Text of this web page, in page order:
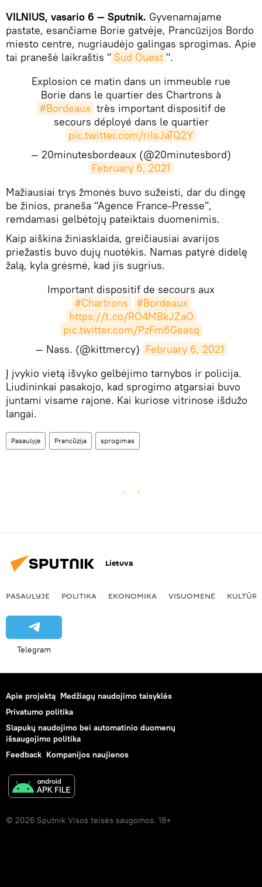
VILNIUS, vasario 6 — Sputnik. Gyvenamajame
pastate, esančiame Borie gatvėje, Prancūzijos Bordo
miesto centre, nugriaudėjo galingas sprogimas. Apie
tai pranešė laikraštis " Sud Ouest ".
Explosion ce matin dans un immeuble rue
Borie dans le quartier des Chartrons à
#Bordeaux très important dispositif de
secours déployé dans le quartier
pic.twitter.com/riIsJaTQ2Y
— 20minutesbordeaux (@20minutesbord)
February 6, 2021
​Mažiausiai trys žmonės buvo sužeisti, dar du dingę
be žinios, praneša "Agence France-Presse",
remdamasi gelbėtojų pateiktais duomenimis.
Kaip aiškina žiniasklaida, greičiausiai avarijos
priežastis buvo dujų nuotėkis. Namas patyrė didelę
žalą, kyla grėsmė, kad jis sugrius.
Important dispositif de secours aux
#Chartrons
#Bordeaux
https://t.co/RO4MBkJZaO
pic.twitter.com/PzFm6Geasq
— Nass. (@kittmercy) February 6, 2021
​Į įvykio vietą išvyko gelbėjimo tarnybos ir policija.
Liudininkai pasakojo, kad sprogimo atgarsiai buvo
juntami visame rajone. Kai kuriose vitrinose išdužo
langai.
Pasaulyje Prancūzija sprogimas
Lietuva
PASAULYJE POLITIKA EKONOMIKA VISUOMENĖ KULTŪRA
Telegram
Apie projektą Medžiagų naudojimo taisyklės
Privatumo politika
Slapukų naudojimo bei automatinio duomenų
išsaugojimo politika
Feedback Kompanijos naujienos
© 2026 Sputnik Visos teisės saugomos. 18+